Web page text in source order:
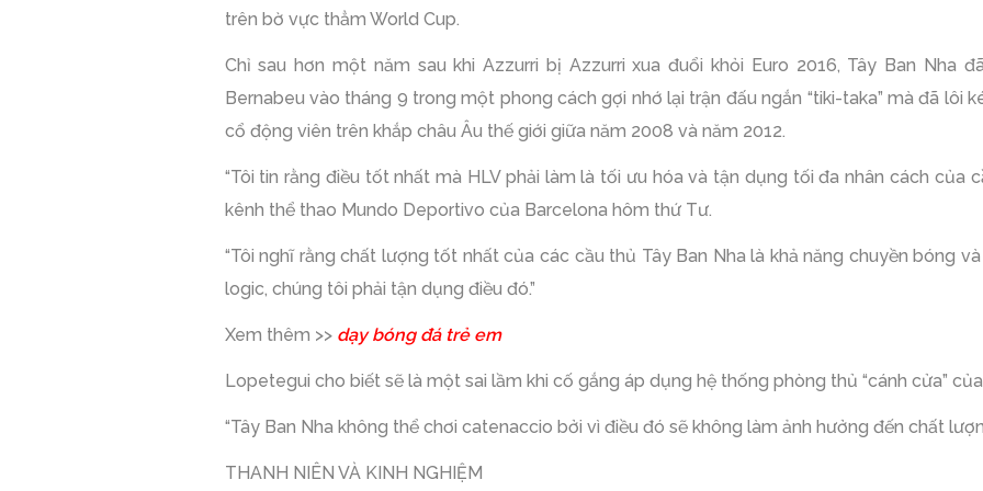
trên bờ vực thẳm World Cup.
Chỉ sau hơn một năm sau khi Azzurri bị Azzurri xua đuổi khỏi Euro 2016, Tây Ban Nha
Bernabeu vào tháng 9 trong một phong cách gợi nhớ lại trận đấu ngắn “tiki-taka” mà đã lôi
cổ động viên trên khắp châu Âu thế giới giữa năm 2008 và năm 2012.
“Tôi tin rằng điều tốt nhất mà HLV phải làm là tối ưu hóa và tận dụng tối đa nhân cách của
kênh thể thao Mundo Deportivo của Barcelona hôm thứ Tư.
“Tôi nghĩ rằng chất lượng tốt nhất của các cầu thủ Tây Ban Nha là khả năng chuyền bóng
logic, chúng tôi phải tận dụng điều đó.”
Xem thêm >> dạy bóng đá trẻ em
Lopetegui cho biết sẽ là một sai lầm khi cố gắng áp dụng hệ thống phòng thủ “cánh cửa” của
“Tây Ban Nha không thể chơi catenaccio bởi vì điều đó sẽ không làm ảnh hưởng đến chất
THANH NIÊN VÀ KINH NGHIỆM